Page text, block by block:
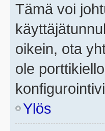
Tämä voi
oikein, ota
ole
Ylös